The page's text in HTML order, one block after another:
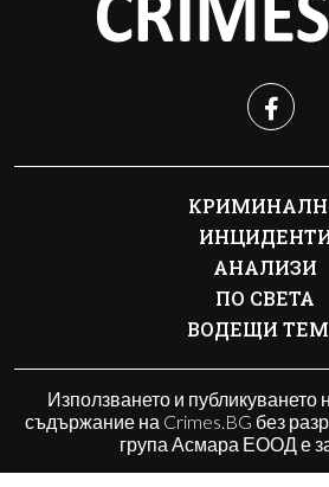
АНАЛИЗИ
ПО СВЕТА
ВОДЕЩИ
Използването и публикуването
съдържание на Crimes.BG без
група Асмара ЕООД е